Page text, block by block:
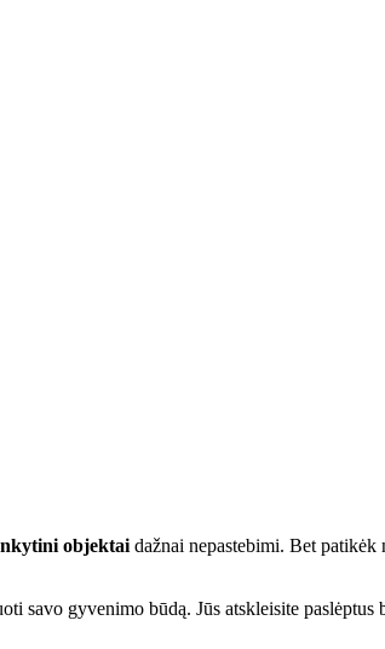
objektai dažnai nepastebimi. Bet
gyvenimo būdą. Jūs atskleisite paslėptus